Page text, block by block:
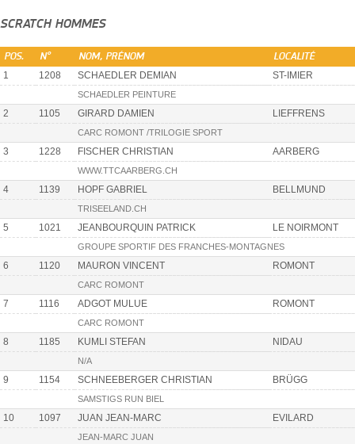
SCRATCH HOMMES
POS. N° NOM, PRÉNOM LOCALITÉ
1 1208 SCHAEDLER DEMIAN ST-IMIER
SCHAEDLER PEINTURE
2 1105 GIRARD DAMIEN LIEFFRENS
CARC ROMONT /TRILOGIE SPORT
3 1228 FISCHER CHRISTIAN AARBERG
WWW.TTCAARBERG.CH
4 1139 HOPF GABRIEL BELLMUND
TRISEELAND.CH
5 1021 JEANBOURQUIN PATRICK LE NOIRMONT
GROUPE SPORTIF DES FRANCHES-MONTAGNES
6 1120 MAURON VINCENT ROMONT
CARC ROMONT
7 1116 ADGOT MULUE ROMONT
CARC ROMONT
8 1185 KUMLI STEFAN NIDAU
N/A
9 1154 SCHNEEBERGER CHRISTIAN BRÜGG
SAMSTIGS RUN BIEL
10 1097 JUAN JEAN-MARC EVILARD
JEAN-MARC JUAN